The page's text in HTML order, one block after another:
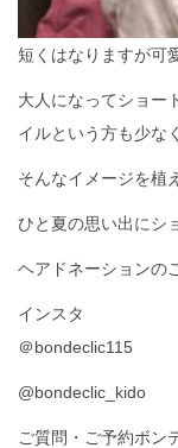
短くはなりますが可
大人になってショー
イルという方も少な
そんなイメージを植
ひと夏の思い出にシ
ヘアドネーションの
インスタ
＠bondeclic115
@bondeclic_kido
ご質問・ご予約ボ